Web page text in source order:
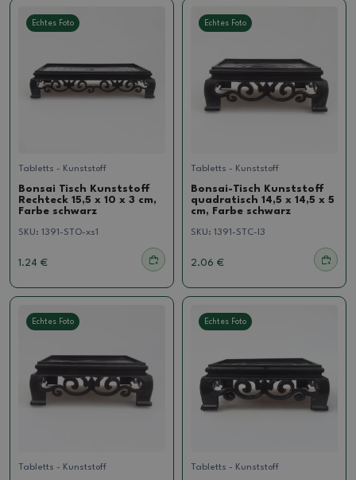
Echtes Foto
Tabletts - Kunststoff
Bonsai Tisch Kunststoff
Rechteck 15,5 x 10 x 3 cm,
Farbe schwarz
SKU: 1391-STO-xs1
1.24 €
Echtes Foto
Tabletts - Kunststoff
Bonsai-Tisch Kunststoff
quadratisch 14,5 x 14,5 x 5
cm, Farbe schwarz
SKU: 1391-STC-l3
2.06 €
Echtes Foto
Tabletts - Kunststoff
Echtes Foto
Tabletts - Kunststoff